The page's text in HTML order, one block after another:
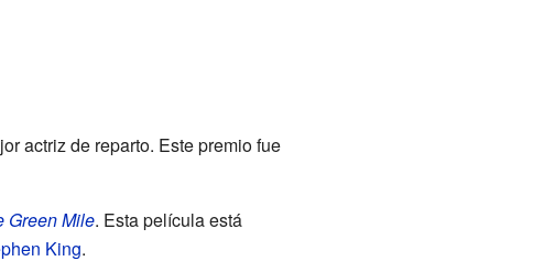
actriz de reparto. Este premio fue
Green Mile. Esta película está
King.